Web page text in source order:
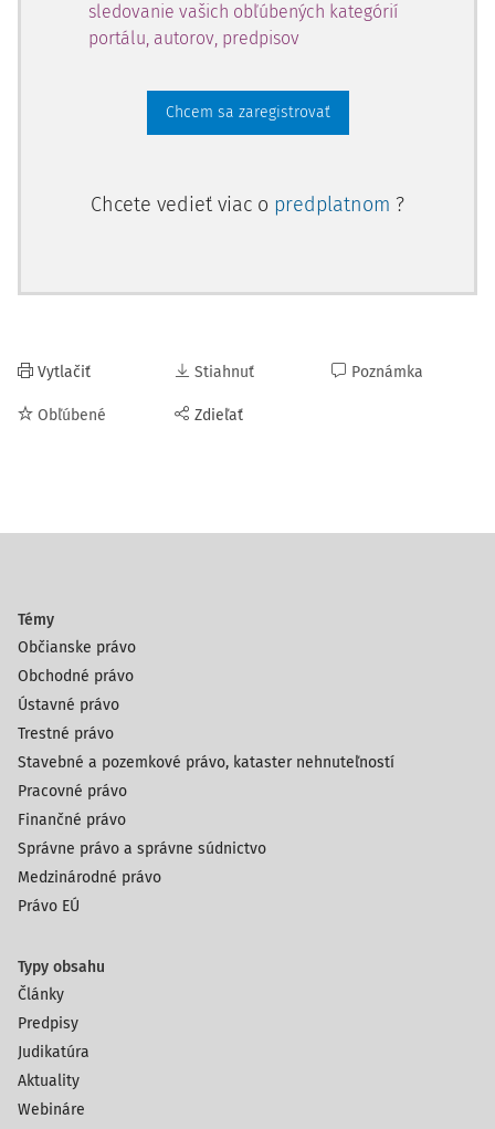
sledovanie vašich obľúbených kategórií
portálu, autorov, predpisov
Chcem sa zaregistrovať
Chcete vedieť viac o predplatnom ?
Vytlačiť
Obľúbené
Stiahnuť
Zdieľať
Poznámka
Témy
Občianske právo
Obchodné právo
Ústavné právo
Trestné právo
Stavebné a pozemkové právo, kataster nehnuteľností
Pracovné právo
Finančné právo
Správne právo a správne súdnictvo
Medzinárodné právo
Právo EÚ
Typy obsahu
Články
Predpisy
Judikatúra
Aktuality
Webináre